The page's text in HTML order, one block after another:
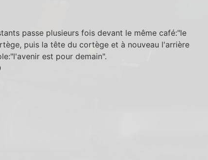
passe plusieurs fois devant le même café:"le
puis la tête du cortège et à nouveau l'arrière
est pour demain".